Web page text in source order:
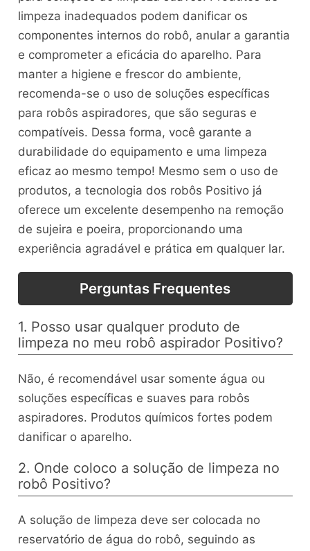
limpeza inadequados podem danificar os
componentes internos do robô, anular a garantia
e comprometer a eficácia do aparelho. Para
manter a higiene e frescor do ambiente,
recomenda-se o uso de soluções específicas
para robôs aspiradores, que são seguras e
compatíveis. Dessa forma, você garante a
durabilidade do equipamento e uma limpeza
eficaz ao mesmo tempo! Mesmo sem o uso de
produtos, a tecnologia dos robôs Positivo já
oferece um excelente desempenho na remoção
de sujeira e poeira, proporcionando uma
experiência agradável e prática em qualquer lar.
Perguntas Frequentes
1. Posso usar qualquer produto de
limpeza no meu robô aspirador Positivo?
Não, é recomendável usar somente água ou
soluções específicas e suaves para robôs
aspiradores. Produtos químicos fortes podem
danificar o aparelho.
2. Onde coloco a solução de limpeza no
robô Positivo?
A solução de limpeza deve ser colocada no
reservatório de água do robô, seguindo as